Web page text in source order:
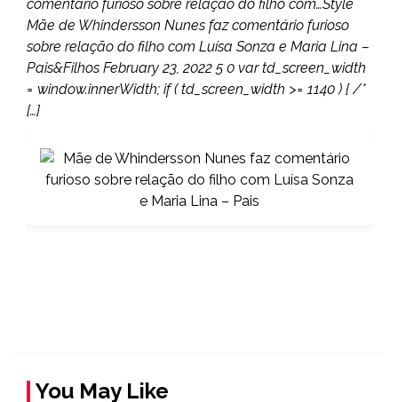
comentário furioso sobre relação do filho com…Style
Mãe de Whindersson Nunes faz comentário furioso
sobre relação do filho com Luísa Sonza e Maria Lina –
Pais&Filhos February 23, 2022 5 0 var td_screen_width
= window.innerWidth; if ( td_screen_width >= 1140 ) { /*
[…]
You May Like